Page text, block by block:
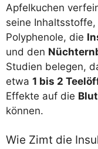
Apfelkuchen
seine Inhaltsstoffe,
Polyphenole, die
und den
Studien belegen,
etwa 1 bis 2
Effekte auf die
können.
Wie Zimt die